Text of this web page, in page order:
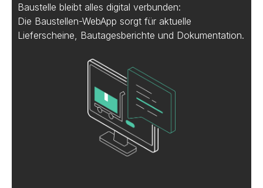
Baustelle bleibt alles digital verbunden:
Die Baustellen-WebApp sorgt für aktuelle
Lieferscheine, Bautagesberichte und Dokumentation.